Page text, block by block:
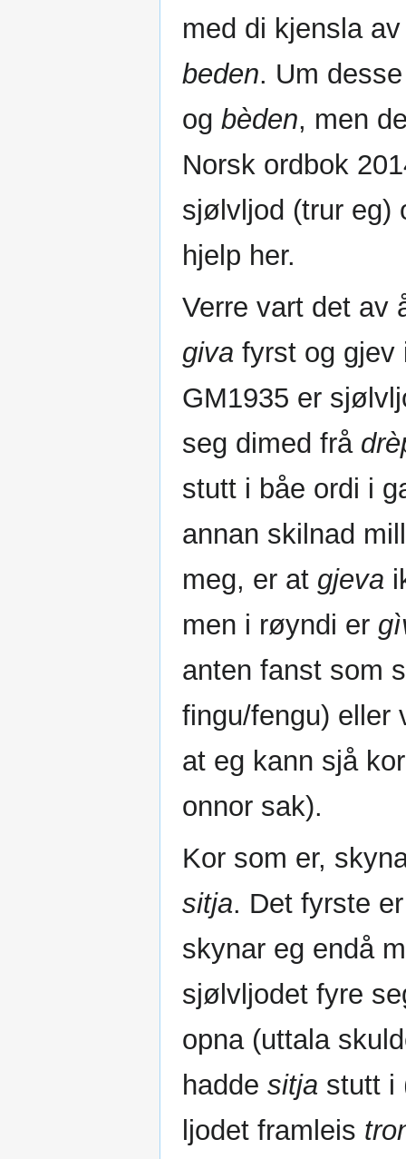
med di kjensla
beden. Um
og bèden, men
Norsk ordbok
sjølvljod (trur eg)
hjelp her.
Verre vart det av
giva fyrst og
GM1935 er
seg dimed frå
stutt i båe ordi i
annan skilnad
meg, er at gjeva
men i røyndi er
anten fanst som
fingu/fengu) eller
at eg kann sjå
onnor sak).
Kor som er,
sitja. Det fyrste
skynar eg endå
sjølvljodet fyre
opna (uttala
hadde sitja stutt i
ljodet framleis